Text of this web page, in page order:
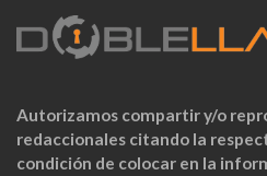
Autorizamos compartir y/o
redaccionales citando la
condición de colocar en la